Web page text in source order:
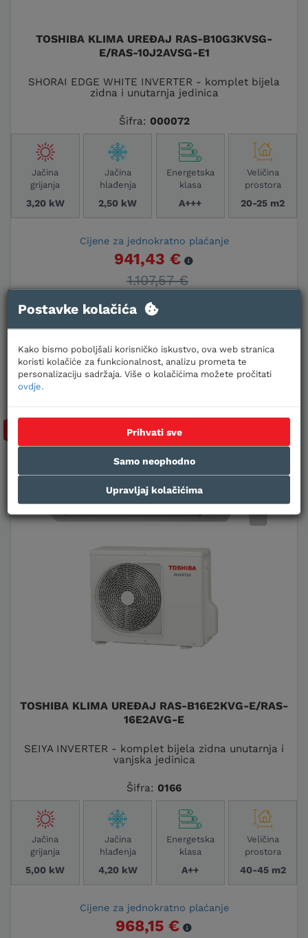
TOSHIBA KLIMA UREĐAJ RAS-B10G3KVSG-
E/RAS-10J2AVSG-E1
SHORAI EDGE WHITE INVERTER - komplet bijela
zidna i unutarnja jedinica
Šifra: 000072
Jačina
grijanja
3,20 kW
Jačina
hlađenja
2,50 kW
Energetska
klasa
A+++
Veličina
prostora
20-25 m2
Cijene za jednokratno plaćanje
941,43 €
1.107,57 €
Plaćanje karticama na rate
U KOŠARICU
-15%
TOSHIBA KLIMA UREĐAJ RAS-B16E2KVG-E/RAS-
16E2AVG-E
SEIYA INVERTER - komplet bijela zidna unutarnja i
vanjska jedinica
Šifra: 0166
Jačina
grijanja
5,00 kW
Jačina
hlađenja
4,20 kW
Energetska
klasa
A++
Veličina
prostora
40-45 m2
Cijene za jednokratno plaćanje
968,15 €
Postavke kolačića
Kako bismo poboljšali korisničko iskustvo, ova web stranica
koristi kolačiće za funkcionalnost, analizu prometa te
personalizaciju sadržaja. Više o kolačićima možete pročitati
ovdje.
Prihvati sve
Samo neophodno
Upravljaj kolačićima